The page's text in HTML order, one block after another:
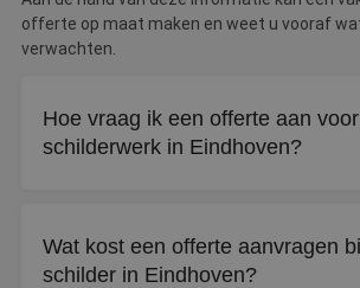
offerte op maat maken en weet u vooraf
verwachten.
Hoe vraag ik een offerte aan voor
schilderwerk in Eindhoven?
werkdagen neemt een schilder contact
Wat kost een offerte aanvragen
schilder in Eindhoven?